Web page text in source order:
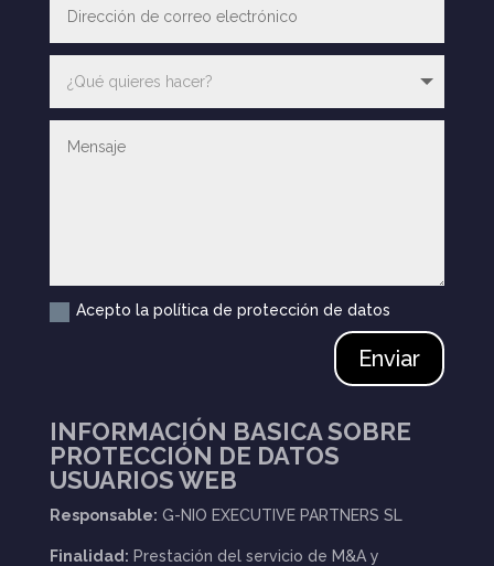
Acepto la política de protección de datos
Enviar
INFORMACIÓN BASICA SOBRE
PROTECCIÓN DE DATOS
USUARIOS WEB
Responsable: G-NIO EXECUTIVE PARTNERS SL
Finalidad: Prestación del servicio de M&A y